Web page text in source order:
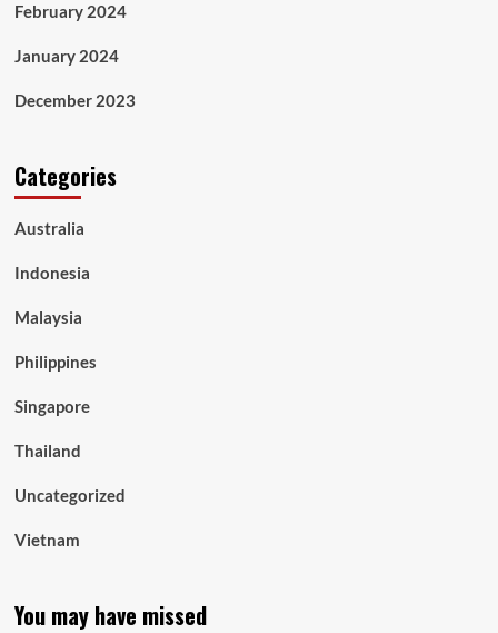
February 2024
January 2024
December 2023
Categories
Australia
Indonesia
Malaysia
Philippines
Singapore
Thailand
Uncategorized
Vietnam
You may have missed